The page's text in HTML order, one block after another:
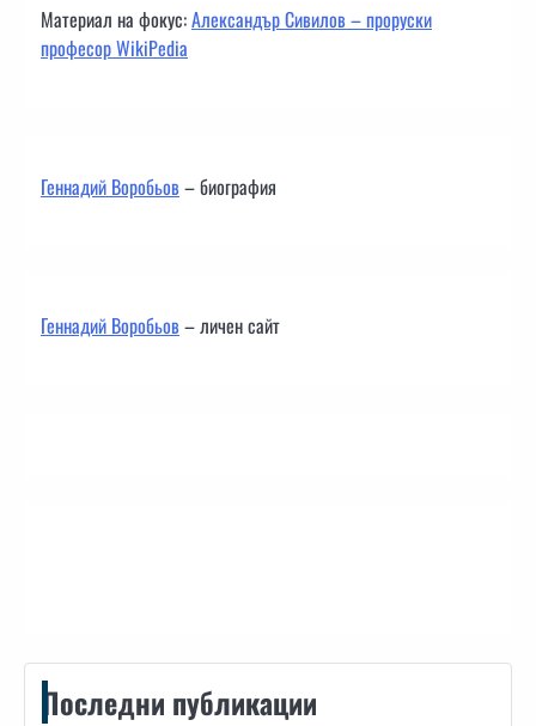
Материал на фокус:Александър Сивилов – проруски
професор WikiPedia
Геннадий Воробьов– биография
Геннадий Воробьов– личен сайт
Последни публикации